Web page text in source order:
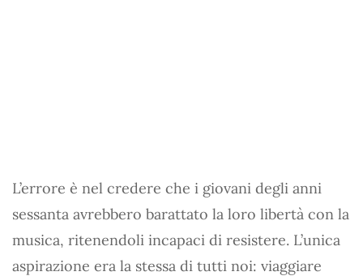
L’errore è nel credere che i giovani degli anni
sessanta avrebbero barattato la loro libertà con la
musica, ritenendoli incapaci di resistere. L’unica
aspirazione era la stessa di tutti noi: viaggiare